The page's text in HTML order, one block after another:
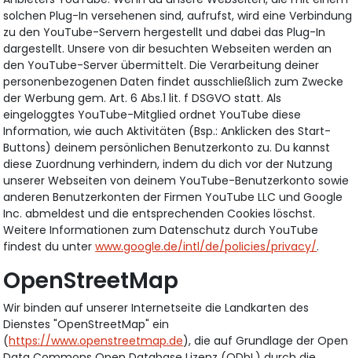
solchen Plug-In versehenen sind, aufrufst, wird eine Verbindung
zu den YouTube-Servern hergestellt und dabei das Plug-In
dargestellt. Unsere von dir besuchten Webseiten werden an
den YouTube-Server übermittelt. Die Verarbeitung deiner
personenbezogenen Daten findet ausschließlich zum Zwecke
der Werbung gem. Art. 6 Abs.1 lit. f DSGVO statt. Als
eingeloggtes YouTube-Mitglied ordnet YouTube diese
Information, wie auch Aktivitäten (Bsp.: Anklicken des Start-
Buttons) deinem persönlichen Benutzerkonto zu. Du kannst
diese Zuordnung verhindern, indem du dich vor der Nutzung
unserer Webseiten von deinem YouTube-Benutzerkonto sowie
anderen Benutzerkonten der Firmen YouTube LLC und Google
Inc. abmeldest und die entsprechenden Cookies löschst.
Weitere Informationen zum Datenschutz durch YouTube
findest du unterwww.google.de/intl/de/policies/privacy/.
OpenStreetMap
Wir binden auf unserer Internetseite die Landkarten des
Dienstes "OpenStreetMap" ein
(https://www.openstreetmap.de), die auf Grundlage der Open